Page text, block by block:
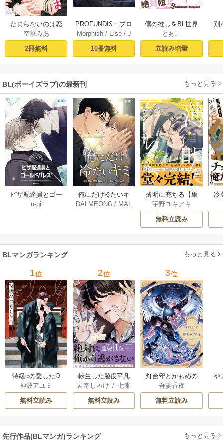
たまらないのは恋
なのか（１）【シ
ーモア限定特典付
き】
空華みあ
2冊無料
PROFUNDIS：プロ
フンディス【タテ
ヨミ】1
Morphish/ Eise/ J
aeyoung
10冊無料
僕の推しをBL世界
から守りたい【シ
ーモア限定特典付
き電子単行本】 上
とあこ
立読み増量
別
BL(ボーイズラブ)の最新刊 もっと見る
ピザ配達員とゴー
ルドパレス【タテ
u-pi
俺にだけ冷たいキ
ミ【タテヨミ】 34
DALMEONG / MAL
薄明に充ちる【単
行本版】 5巻
宇野ユキアキ
無料立読み
冷
BLマンガランキング もっと見る
1位
特級αの愛したΩ
神波アユミ
無料立読み
2位
転生した脇役平凡
な僕は、美形第二
王子をヤンデレに
してしまった【シ
岩奇しゃけ /七瀬
おむ
無料立読み
3位
灯台守とかもめの
子
吾妻香夜
無料立読み
や
先行作品(BLマンガ)ランキング もっと見る